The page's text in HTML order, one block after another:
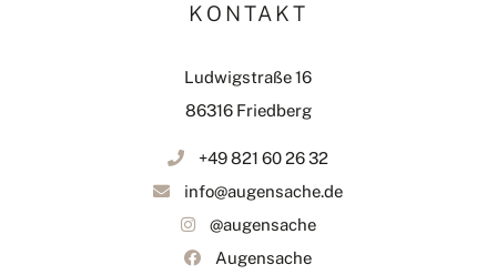
KONTAKT
Ludwigstraße 16
86316 Friedberg
+49 821 60 26 32
info@augensache.de
@augensache
Augensache